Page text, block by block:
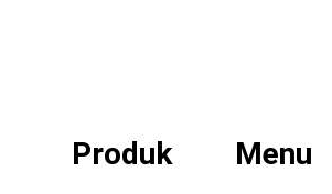
Produk Menu